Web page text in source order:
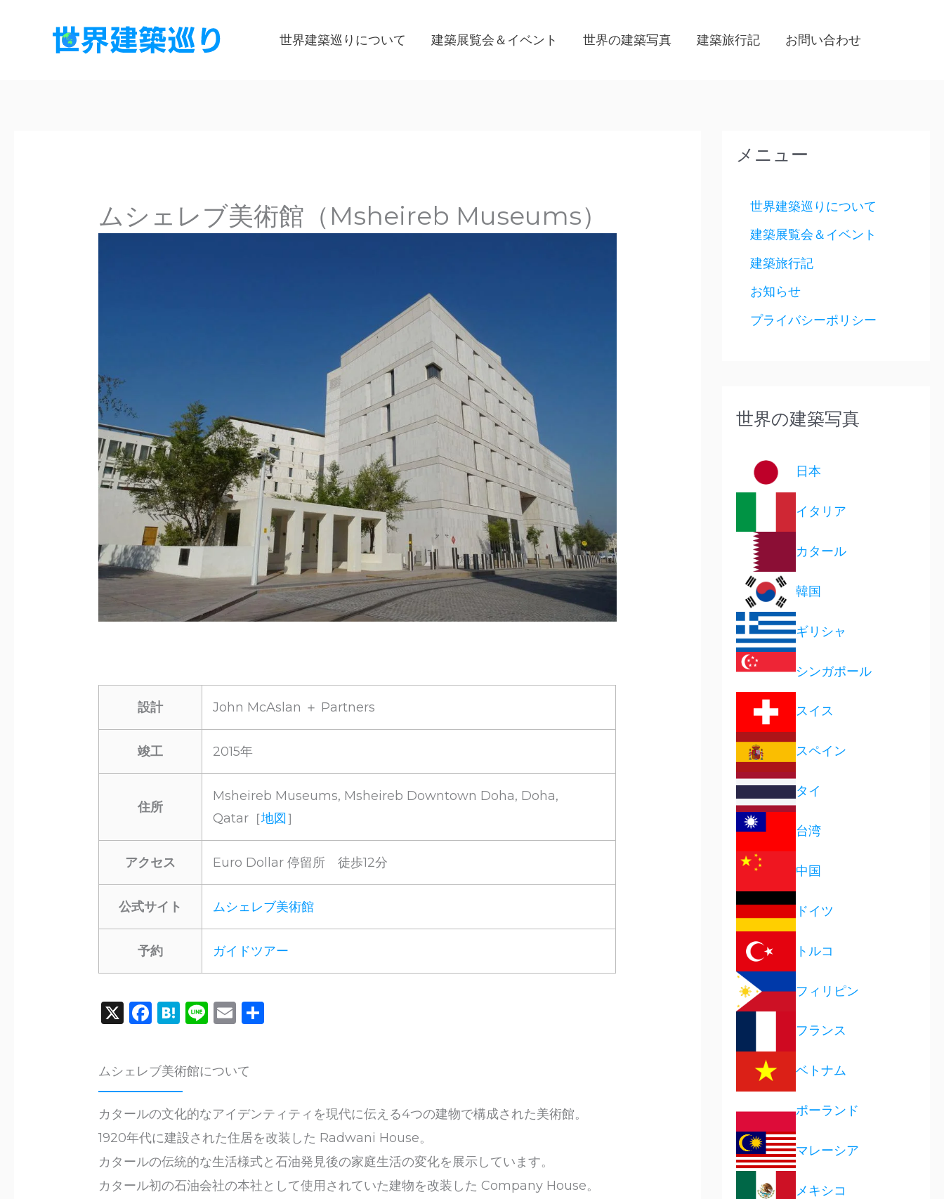
世界建築巡りについて 建築展覧会＆イベント 世界の建築写真 建築旅行記 お問い合わせ
ムシェレブ美術館（Msheireb Museums）
設計 John McAslan ＋ Partners
竣工 2015年
住所
Msheireb Museums, Msheireb Downtown Doha, Doha,
Qatar［地図 ］
アクセス Euro Dollar 停留所 徒歩12分
公式サイト ムシェレブ美術館
予約 ガイドツアー
F
c
e
b
o
o
k
E
l
Li
H
n
a
X
ムシェレブ美術館について
カタールの文化的なアイデンティティを現代に伝える4つの建物で構成された美術館。
1920年代に建設された住居を改装した Radwani House。
カタールの伝統的な生活様式と石油発見後の家庭生活の変化を展示しています。
カタール初の石油会社の本社として使用されていた建物を改装した Company House。
メニュー
世界建築巡りについて
建築展覧会＆イベント
建築旅行記
お知らせ
プライバシーポリシー
世界の建築写真
日本
イタリア
カタール
韓国
ギリシャ
シンガポール
スイス
スペイン
タイ
台湾
中国
ドイツ
トルコ
フィリピン
フランス
ベトナム
ポーランド
マレーシア
メキシコ